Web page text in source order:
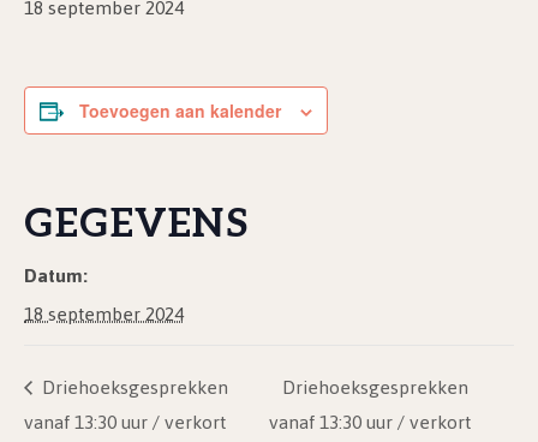
18 september 2024
Toevoegen aan kalender
GEGEVENS
Datum:
18 september 2024
Driehoeksgesprekken
vanaf 13:30 uur / verkort
Driehoeksgesprekken
vanaf 13:30 uur / verkort